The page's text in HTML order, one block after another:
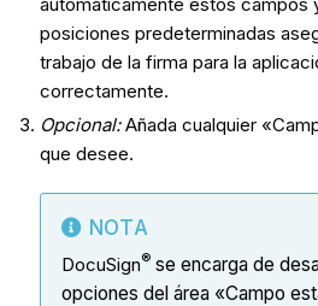
posiciones predeterminadas
trabajo de la firma para la
correctamente.
Opcional:Añada cualquier
que desee.
NOTA
DocuSign®se encarga de
opciones del área «Campo